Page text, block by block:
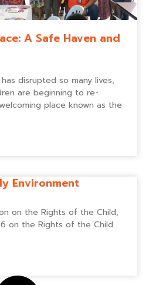
A Safe Haven and
disrupted so many lives,
are beginning to re-
place known as the
Environment
on the Rights of the Child,
on the Rights of the Child